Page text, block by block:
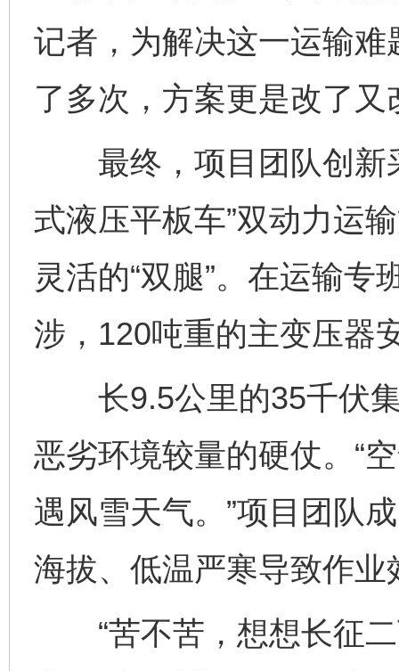
记者，为解决这一运输
了多次，方案更是改了又
最终，项目团队创新
式液压平板车”双动力运
灵活的“双腿”。在运输
涉，120吨重的主变压器
长9.5公里的35千伏集
恶劣环境较量的硬仗。“
遇风雪天气。”项目团队
海拔、低温严寒导致作业
“苦不苦，想想长征二